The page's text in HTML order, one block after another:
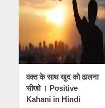
वक्त के साथ खुद को ढालना
सीखो । Positive
Kahani in Hindi